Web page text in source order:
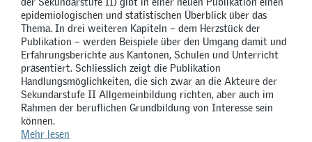
epidemiologischen und statistischen Überblick über das
Thema. In drei weiteren Kapiteln – dem Herzstück der
Publikation – werden Beispiele über den Umgang damit und
Erfahrungsberichte aus Kantonen, Schulen und Unterricht
präsentiert. Schliesslich zeigt die Publikation
Handlungsmöglichkeiten, die sich zwar an die Akteure der
Sekundarstufe II Allgemeinbildung richten, aber auch im
Rahmen der beruflichen Grundbildung von Interesse sein
können.
Mehr lesen